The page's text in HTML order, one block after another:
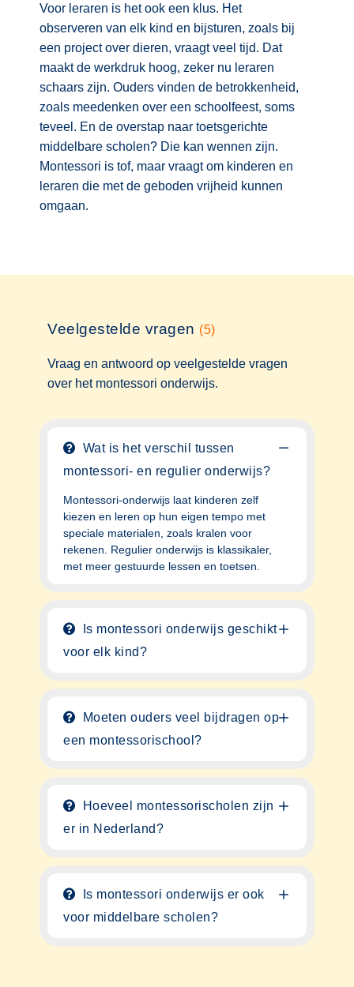
Voor leraren is het ook een klus. Het
observeren van elk kind en bijsturen, zoals bij
een project over dieren, vraagt veel tijd. Dat
maakt de werkdruk hoog, zeker nu leraren
schaars zijn. Ouders vinden de betrokkenheid,
zoals meedenken over een schoolfeest, soms
teveel. En de overstap naar toetsgerichte
middelbare scholen? Die kan wennen zijn.
Montessori is tof, maar vraagt om kinderen en
leraren die met de geboden vrijheid kunnen
omgaan.
Veelgestelde vragen (5)
Vraag en antwoord op veelgestelde vragen
over het montessori onderwijs.
Wat is het verschil tussen
montessori- en regulier onderwijs?
Montessori-onderwijs laat kinderen zelf
kiezen en leren op hun eigen tempo met
speciale materialen, zoals kralen voor
rekenen. Regulier onderwijs is klassikaler,
met meer gestuurde lessen en toetsen.
Is montessori onderwijs geschikt
voor elk kind?
Moeten ouders veel bijdragen op
een montessorischool?
Hoeveel montessorischolen zijn
er in Nederland?
Is montessori onderwijs er ook
voor middelbare scholen?